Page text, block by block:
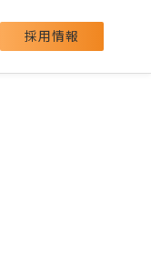
採用情報